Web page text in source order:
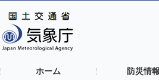
ホーム 防災情報